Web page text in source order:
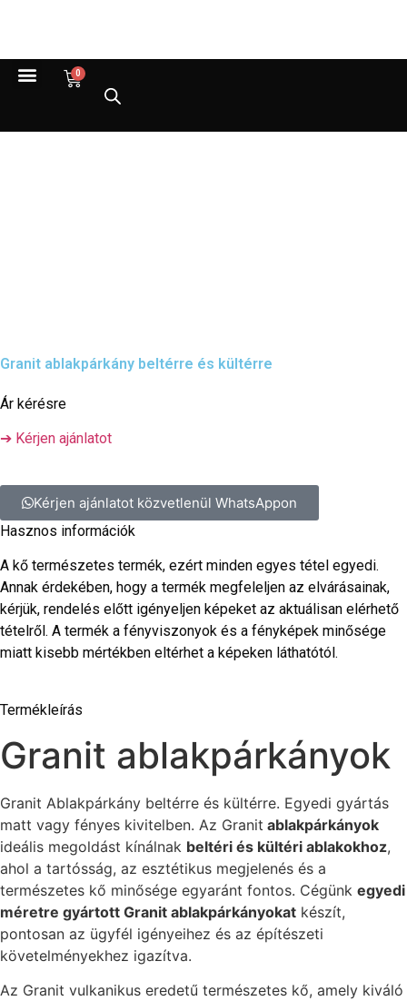
0
Granit ablakpárkány beltérre és kültérre
Ár kérésre
➔ Kérjen ajánlatot
Kérjen ajánlatot közvetlenül WhatsAppon
Hasznos információk
A kő természetes termék, ezért minden egyes tétel egyedi.
Annak érdekében, hogy a termék megfeleljen az elvárásainak,
kérjük, rendelés előtt igényeljen képeket az aktuálisan elérhető
tételről. A termék a fényviszonyok és a fényképek minősége
miatt kisebb mértékben eltérhet a képeken láthatótól.
Termékleírás
Granit ablakpárkányok
Granit Ablakpárkány beltérre és kültérre. Egyedi gyártás
matt vagy fényes kivitelben. Az Granit ablakpárkányok
ideális megoldást kínálnak beltéri és kültéri ablakokhoz,
ahol a tartósság, az esztétikus megjelenés és a
természetes kő minősége egyaránt fontos. Cégünk egyedi
méretre gyártott Granit ablakpárkányokat készít,
pontosan az ügyfél igényeihez és az építészeti
követelményekhez igazítva.
Az Granit vulkanikus eredetű természetes kő, amely kiváló